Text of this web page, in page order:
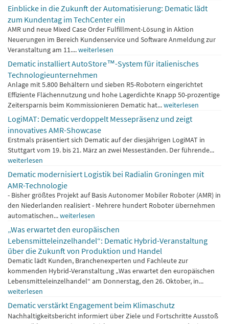
Einblicke in die Zukunft der Automatisierung: Dematic lädt
zum Kundentag im TechCenter ein
AMR und neue Mixed Case Order Fulfillment-Lösung in Aktion
Neuerungen im Bereich Kundenservice und Software Anmeldung zur
Veranstaltung am 11....weiterlesen
Dematic installiert AutoStore™-System für italienisches
Technologieunternehmen
Anlage mit 5.800 Behältern und sieben R5-Robotern eingerichtet
Effiziente Flächennutzung und hohe Lagerdichte Knapp 50-prozentige
Zeitersparnis beim Kommissionieren Dematic hat...weiterlesen
LogiMAT: Dematic verdoppelt Messepräsenz und zeigt
innovatives AMR-Showcase
Erstmals präsentiert sich Dematic auf der diesjährigen LogiMAT in
Stuttgart vom 19. bis 21. März an zwei Messeständen. Der führende...
weiterlesen
Dematic modernisiert Logistik bei Radialin Groningen mit
AMR-Technologie
- Bisher größtes Projekt auf Basis Autonomer Mobiler Roboter (AMR) in
den Niederlanden realisiert - Mehrere hundert Roboter übernehmen
automatischen...weiterlesen
„Was erwartet den europäischen
Lebensmitteleinzelhandel“: Dematic Hybrid-Veranstaltung
über die Zukunft von Produktion und Handel
Dematic lädt Kunden, Branchenexperten und Fachleute zur
kommenden Hybrid-Veranstaltung „Was erwartet den europäischen
Lebensmitteleinzelhandel“ am Donnerstag, den 26. Oktober, in...
weiterlesen
Dematic verstärkt Engagement beim Klimaschutz
Nachhaltigkeitsbericht informiert über Ziele und Fortschritte Ausstoß